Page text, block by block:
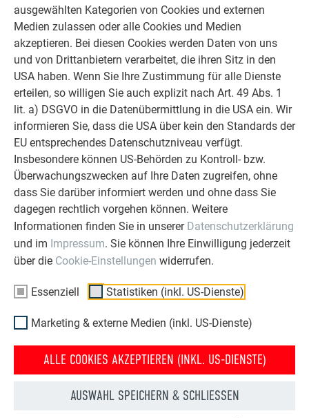
ausgewählten Kategorien von Cookies und externen
Medien zulassen oder alle Cookies und Medien
akzeptieren. Bei diesen Cookies werden Daten von uns
und von Drittanbietern verarbeitet, die ihren Sitz in den
USA haben. Wenn Sie Ihre Zustimmung für alle Dienste
erteilen, so willigen Sie auch explizit nach Art. 49 Abs. 1
lit. a) DSGVO in die Datenübermittlung in die USA ein. Wir
informieren Sie, dass die USA über kein den Standards der
EU entsprechendes Datenschutzniveau verfügt.
Insbesondere können US-Behörden zu Kontroll- bzw.
Überwachungszwecken auf Ihre Daten zugreifen, ohne
dass Sie darüber informiert werden und ohne dass Sie
dagegen rechtlich vorgehen können. Weitere
Informationen finden Sie in unserer Datenschutzerklärung
und im Impressum. Sie können Ihre Einwilligung jederzeit
über die Cookie-Einstellungen widerrufen.
Essenziell Statistiken (inkl. US-Dienste)
Marketing & externe Medien (inkl. US-Dienste)
ALLE COOKIES AKZEPTIEREN (INKL. US-DIENSTE)
AUSWAHL SPEICHERN & SCHLIESSEN
Unter diesem Link stehen Bilder zum Download bereit:
https://brx522.saas.contentserv.com/admin/share/1064de9